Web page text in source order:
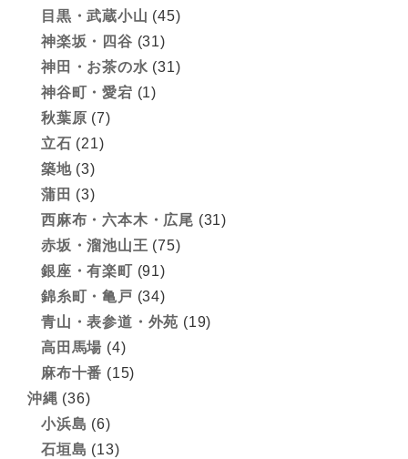
目黒・武蔵小山 (45)
神楽坂・四谷 (31)
神田・お茶の水 (31)
神谷町・愛宕 (1)
秋葉原 (7)
立石 (21)
築地(3)
蒲田 (3)
西麻布・六本木・広尾 (31)
赤坂・溜池山王 (75)
銀座・有楽町 (91)
錦糸町・亀戸 (34)
青山・表参道・外苑 (19)
高田馬場 (4)
麻布十番 (15)
沖縄 (36)
小浜島 (6)
石垣島 (13)